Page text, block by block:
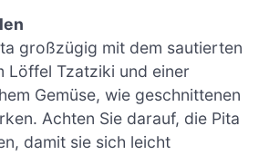
großzügig mit dem sautierten
Löffel Tzatziki und einer
Gemüse, wie geschnittenen
Achten Sie darauf, die Pita
damit sie sich leicht